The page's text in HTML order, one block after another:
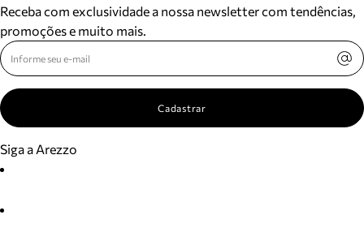
Receba com exclusividade a nossa newsletter com tendências,
promoções e muito mais.
Cadastrar
Siga a Arezzo